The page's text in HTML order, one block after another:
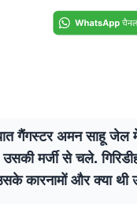
गैंगस्टर अमन साहू जेल
उसकी मर्जी से चले.
कारनामों और क्या थी